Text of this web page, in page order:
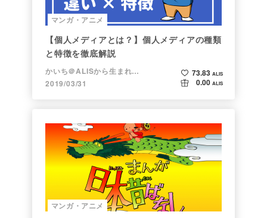
マンガ・アニメ
【個人メディアとは？】個人メディアの種類
と特徴を徹底解説
かいち＠ALISから生まれた漫画家
2019/03/31
73.83 ALIS
0.00 ALIS
マンガ・アニメ